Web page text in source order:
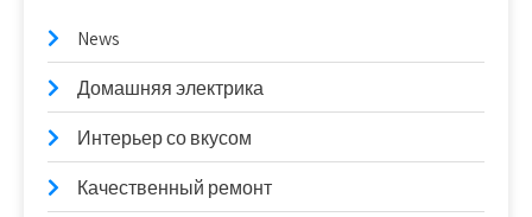
News
Домашняя электрика
Интерьер со вкусом
Качественный ремонт